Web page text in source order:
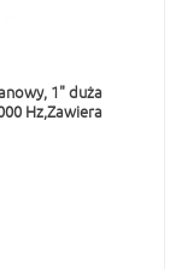
1" duża
Hz,Zawiera